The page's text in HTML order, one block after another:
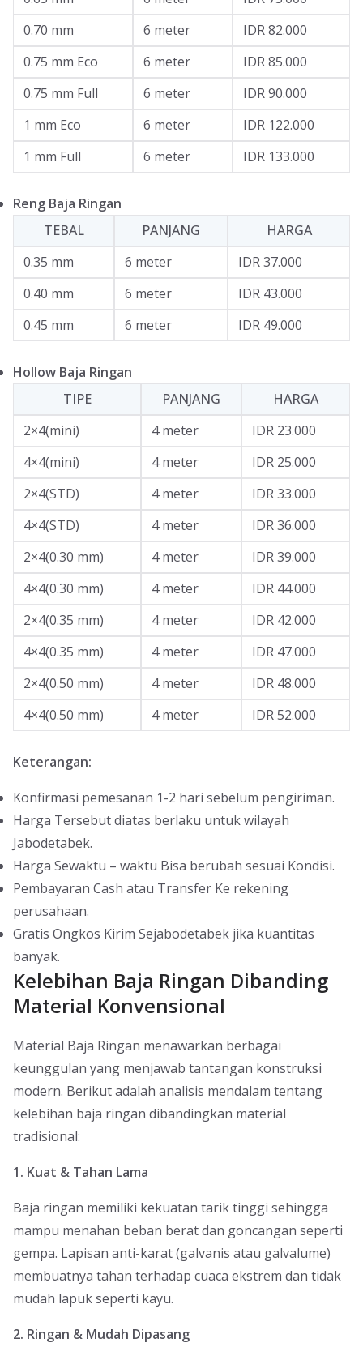
0.70 mm
6 meter
IDR 82.000
0.75 mm Eco
6 meter
IDR 85.000
0.75 mm Full
6 meter
IDR 90.000
1 mm Eco
6 meter
IDR 122.000
1 mm Full
6 meter IDR 133.000
Reng Baja Ringan
TEBAL
PANJANG
HARGA
0.35 mm
6 meter
IDR 37.000
0.40 mm
6 meter
IDR 43.000
0.45 mm
6 meter IDR 49.000
Hollow Baja Ringan
TIPE
PANJANG
HARGA
2×4(mini)
4 meter
IDR 23.000
4×4(mini)
4 meter
IDR 25.000
2×4(STD)
4 meter
IDR 33.000
4×4(STD)
4 meter
IDR 36.000
2×4(0.30 mm)
4 meter
IDR 39.000
4×4(0.30 mm)
4 meter
IDR 44.000
2×4(0.35 mm)
4 meter
IDR 42.000
4×4(0.35 mm)
4 meter
IDR 47.000
2×4(0.50 mm)
4 meter
IDR 48.000
4×4(0.50 mm)
4 meter IDR 52.000
Keterangan:
Konfirmasi pemesanan 1-2 hari sebelum pengiriman.
Harga Tersebut diatas berlaku untuk wilayah
Jabodetabek.
Harga Sewaktu – waktu Bisa berubah sesuai Kondisi.
Pembayaran Cash atau Transfer Ke rekening
perusahaan.
Gratis Ongkos Kirim Sejabodetabek jika kuantitas
banyak.
Kelebihan Baja Ringan Dibanding
Material Konvensional
Material Baja Ringan menawarkan berbagai
keunggulan yang menjawab tantangan konstruksi
modern. Berikut adalah analisis mendalam tentang
kelebihan baja ringan dibandingkan material
tradisional:
1. Kuat & Tahan Lama
Baja ringan memiliki kekuatan tarik tinggi sehingga
mampu menahan beban berat dan goncangan seperti
gempa. Lapisan anti-karat (galvanis atau galvalume)
membuatnya tahan terhadap cuaca ekstrem dan tidak
mudah lapuk seperti kayu.
2. Ringan & Mudah Dipasang